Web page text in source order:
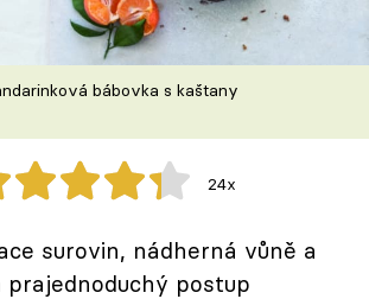
bábovka s kaštany
24x
surovin, nádherná vůně a
postup